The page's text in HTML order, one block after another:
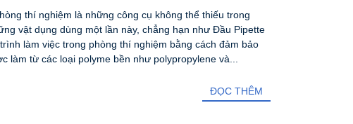
thí nghiệm là những công cụ không thể thiếu trong
vật dụng dùng một lần này, chẳng hạn như Đầu Pipette
làm việc trong phòng thí nghiệm bằng cách đảm bảo
làm từ các loại polyme bền như polypropylene và...
ĐỌC THÊM